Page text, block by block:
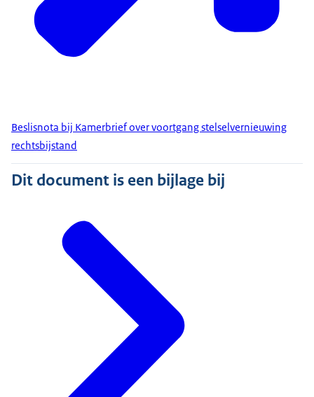
Beslisnota bij Kamerbrief over voortgang stelselvernieuwing
rechtsbijstand
Dit document is een bijlage bij